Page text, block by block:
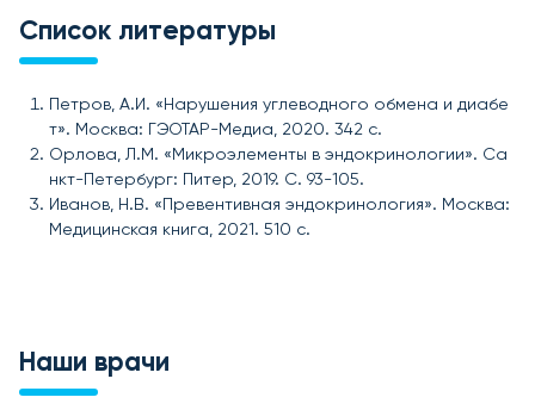
Список литературы
Петров, А.И. «Нарушения углеводного обмена и диабе
т». Москва: ГЭОТАР-Медиа, 2020. 342 с.
Орлова, Л.М. «Микроэлементы в эндокринологии». Са
нкт-Петербург: Питер, 2019. С. 93-105.
Иванов, Н.В. «Превентивная эндокринология». Москва:
Медицинская книга, 2021. 510 с.
Наши врачи